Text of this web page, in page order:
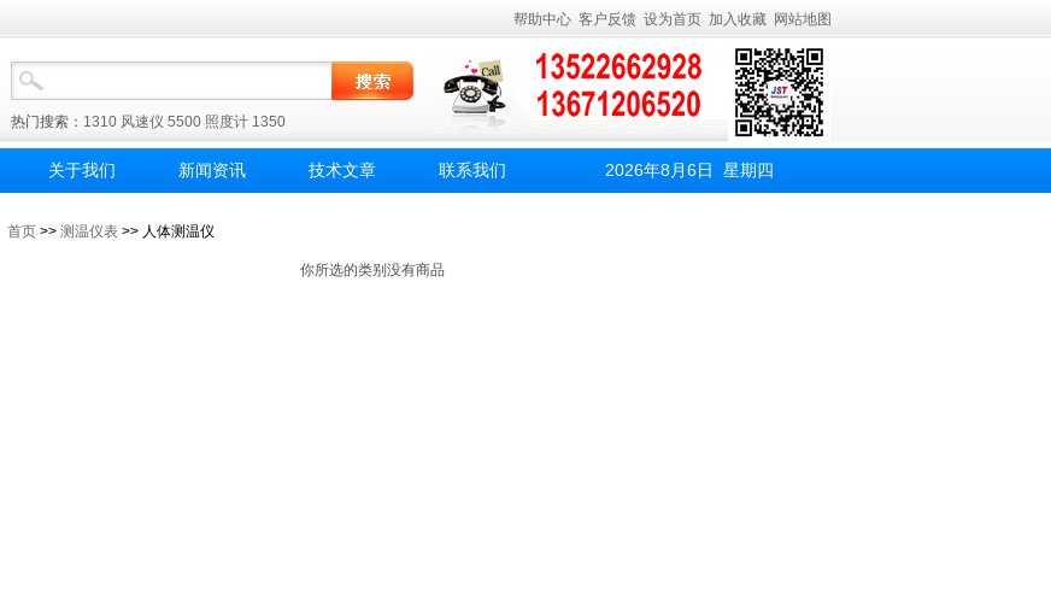
帮助中心 客户反馈 设为首页 加入收藏 网站地图
热门搜索： 1310 风速仪 5500 照度计 1350
关于我们 新闻资讯 技术文章 联系我们 2026年8月6日 星期四
首页 >> 测温仪表 >> 人体测温仪
你所选的类别没有商品